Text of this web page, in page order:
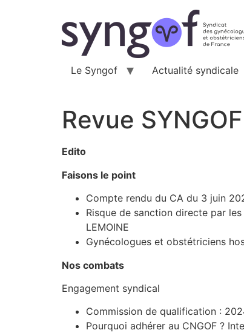
Le Syngof Actualité syndicale
Revue
Edito
Faisons le point
Compte rendu du CA du 3 juin
Risque de sanction directe par
LEMOINE
Gynécologues et obstétriciens
Nos combats
Engagement syndical
Commission de qualification :
Pourquoi adhérer au CNGOF ?